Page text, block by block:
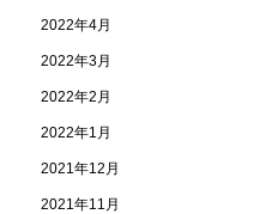
2022年4月
2022年3月
2022年2月
2022年1月
2021年12月
2021年11月